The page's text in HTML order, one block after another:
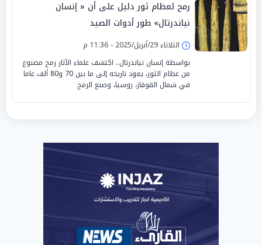
رمح لعظام ثور دليل على أن « إنسان
نياندرتال» طور أدوات الصيد
الثلاثاء 29/أبريل/2025 - 11:36 م
بواسطة إنسان نياندرتال.. اكتشف علماء الآثار رمح مصنوع
من عظام الثور، يعود تاريخه إلى ما بين 70 و80 ألف عاما
في شمال القوقاز، روسيا، وصنع الرمح